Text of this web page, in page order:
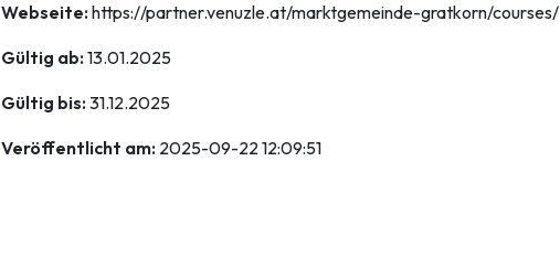
Webseite:https://partner.venuzle.at/marktgemeinde-gratkorn/courses/
Gültig ab:13.01.2025
Gültig bis:31.12.2025
Veröffentlicht am: 2025-09-22 12:09:51